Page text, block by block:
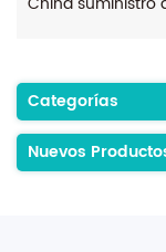
Categorías
Nuevos